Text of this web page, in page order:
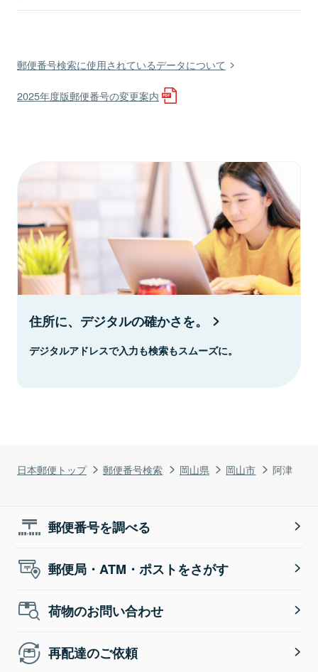
日本郵便トップ 郵便番号検索 岡山県 岡山市 阿津
郵便番号検索に使用されているデータについて
2025年度版郵便番号の変更案内
住所に、デジタルの確かさを。
デジタルアドレスで入力も検索もスムーズに。
郵便番号を調べる
郵便局・ATM・ポストをさがす
荷物のお問い合わせ
再配達のご依頼